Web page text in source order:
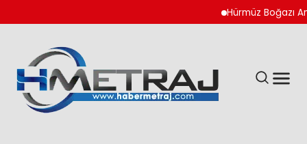
Hürmüz Boğazı